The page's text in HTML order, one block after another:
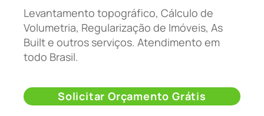
Levantamento topográfico, Cálculo de
Volumetria, Regularização de Imóveis, As
Built e outros serviços. Atendimento em
todo Brasil.
Solicitar Orçamento Grátis